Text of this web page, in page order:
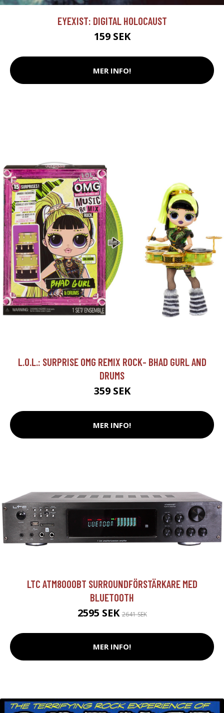
EYEXIST: DIGITAL HOLOCAUST
159 SEK
MER INFO!
L.O.L.: SURPRISE OMG REMIX ROCK- BHAD GURL AND
DRUMS
359 SEK
MER INFO!
LTC ATM8000BT SURROUNDFÖRSTÄRKARE MED
BLUETOOTH
2595 SEK2641 SEK
MER INFO!